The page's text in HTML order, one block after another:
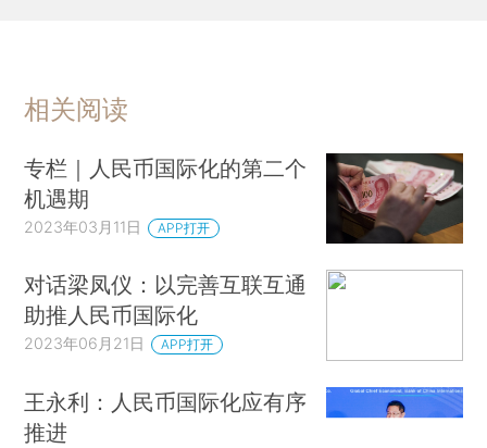
相关阅读
专栏｜人民币国际化的第二个
机遇期
2023年03月11日 APP打开
对话梁凤仪：以完善互联互通
助推人民币国际化
2023年06月21日 APP打开
王永利：人民币国际化应有序
推进